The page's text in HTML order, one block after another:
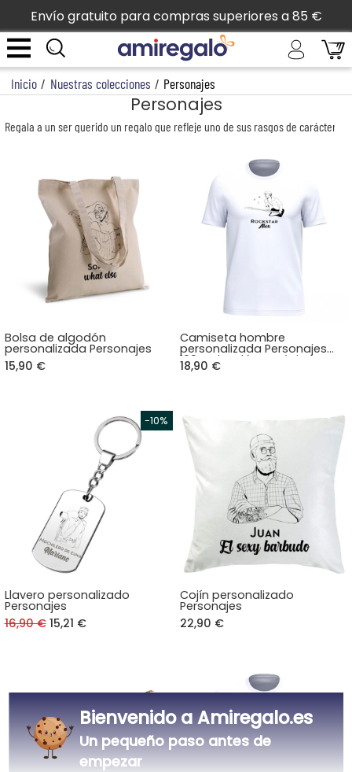
Envío gratuito para compras superiores a 85 €
Inicio / Nuestras colecciones / Personajes
Personajes
Regala a un ser querido un regalo que refleje uno de sus rasgos de carácter.
Bolsa de algodón
personalizada Personajes
15,90 €
Camiseta hombre
personalizada Personajes
100% algodón orgánico
18,90 €
Llavero personalizado
Personajes
16,90 €15,21 €
Cojín personalizado
Personajes
22,90 €
Bienvenido a Amiregalo.es
Un pequeño paso antes de
empezar